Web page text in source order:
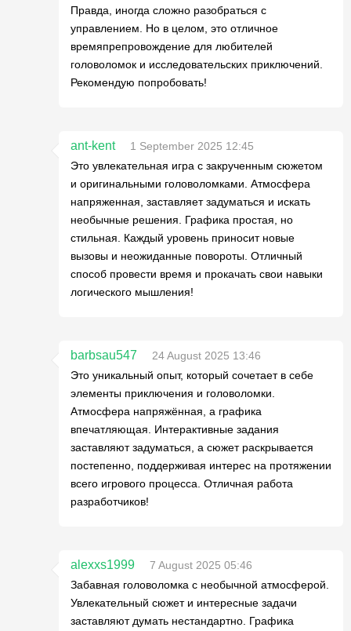
Правда, иногда сложно разобраться с
управлением. Но в целом, это отличное
времяпрепровождение для любителей
головоломок и исследовательских приключений.
Рекомендую попробовать!
ant-kent
1 September 2025 12:45
Это увлекательная игра с закрученным сюжетом
и оригинальными головоломками. Атмосфера
напряженная, заставляет задуматься и искать
необычные решения. Графика простая, но
стильная. Каждый уровень приносит новые
вызовы и неожиданные повороты. Отличный
способ провести время и прокачать свои навыки
логического мышления!
barbsau547
24 August 2025 13:46
Это уникальный опыт, который сочетает в себе
элементы приключения и головоломки.
Атмосфера напряжённая, а графика
впечатляющая. Интерактивные задания
заставляют задуматься, а сюжет раскрывается
постепенно, поддерживая интерес на протяжении
всего игрового процесса. Отличная работа
разработчиков!
alexxs1999
7 August 2025 05:46
Забавная головоломка с необычной атмосферой.
Увлекательный сюжет и интересные задачи
заставляют думать нестандартно. Графика